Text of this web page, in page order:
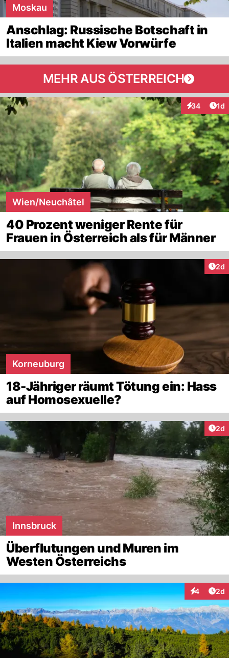
Moskau
Anschlag: Russische Botschaft in
Italien macht Kiew Vorwürfe
MEHR AUS ÖSTERREICH
34
Interaktionen
1d
Wien/Neuchâtel
40 Prozent weniger Rente für
Frauen in Österreich als für Männer
2d
Korneuburg
18-Jähriger räumt Tötung ein: Hass
auf Homosexuelle?
2d
Innsbruck
Überflutungen und Muren im
Westen Österreichs
4 2d